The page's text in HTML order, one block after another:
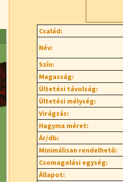
Család:
Név:
Szín:
Magasság:
Ültetési távolság:
Ültetési mélység:
Virágzás:
Hagyma méret:
Ár/db:
Minimálisan rendelhető:
Csomagolási egység:
Állapot: